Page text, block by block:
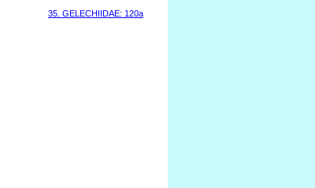
35. GELECHIIDAE: 120a